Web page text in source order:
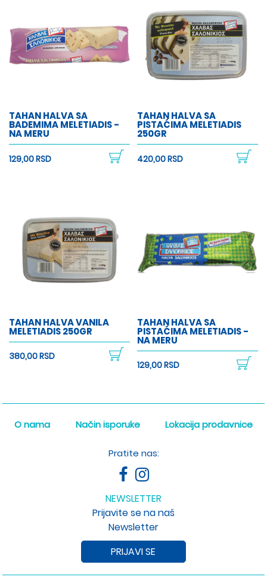
TAHAN HALVA SA
BADEMIMA MELETIADIS -
NA MERU
129,00 RSD
TAHAN HALVA SA
PISTAĆIMA MELETIADIS
250GR
420,00 RSD
TAHAN HALVA VANILA
MELETIADIS 250GR
380,00 RSD
TAHAN HALVA SA
PISTAĆIMA MELETIADIS -
NA MERU
129,00 RSD
O nama Način isporuke Lokacija prodavnice
Pratite nas:
NEWSLETTER
Prijavite se na naš
Newsletter
PRIJAVI SE